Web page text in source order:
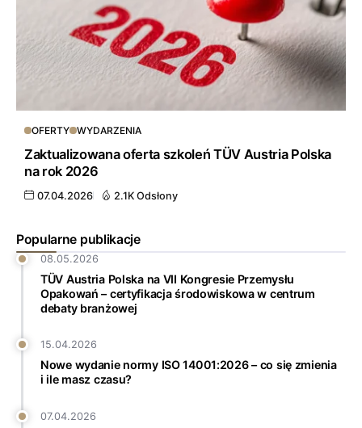
Popularne publikacje
08.05.2026
TÜV Austria Polska na VII Kongresie Przemysłu
Opakowań – certyfikacja środowiskowa w centrum
debaty branżowej
15.04.2026
Nowe wydanie normy ISO 14001:2026 – co się zmienia
i ile masz czasu?
07.04.2026
OFERTY WYDARZENIA
Zaktualizowana oferta szkoleń TÜV Austria Polska
na rok 2026
07.04.2026 2.1K Odsłony